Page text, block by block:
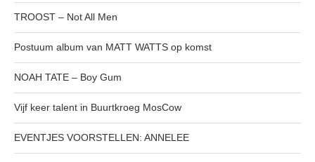
TROOST – Not All Men
Postuum album van MATT WATTS op komst
NOAH TATE – Boy Gum
Vijf keer talent in Buurtkroeg MosCow
EVENTJES VOORSTELLEN: ANNELEE